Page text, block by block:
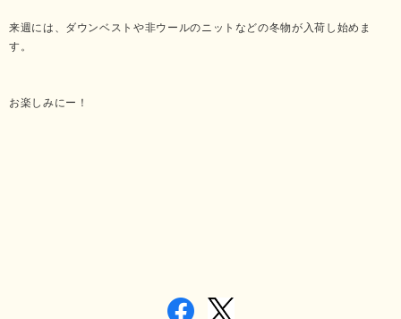
来週には、ダウンベストや非ウールのニットなどの冬物が入荷し始めま
す。
お楽しみにー！